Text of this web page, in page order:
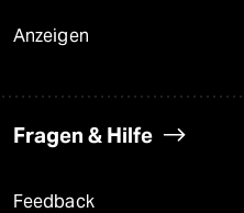
Anzeigen
Fragen & Hilfe
Feedback